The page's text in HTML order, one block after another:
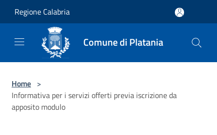
Regione Calabria
Comune di Platania
Home >
Informativa per i servizi offerti previa iscrizione da
apposito modulo